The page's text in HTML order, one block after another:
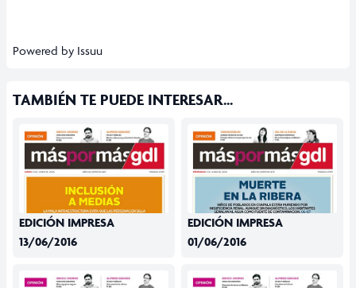
Powered by Issuu
TAMBIÉN TE PUEDE INTERESAR...
EDICIÓN IMPRESA
13/06/2016
EDICIÓN IMPRESA
01/06/2016